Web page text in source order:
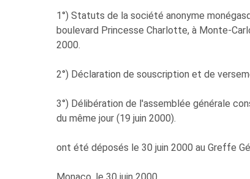
1°) Statuts de la société anonyme
boulevard Princesse Charlotte, à Monte-
2000.
2°) Déclaration de souscription et de
3°) Délibération de l'assemblée générale
du même jour (19 juin 2000).
ont été déposés le 30 juin 2000 au Greffe